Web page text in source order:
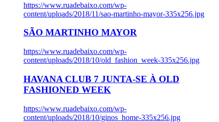
https://www.ruadebaixo.com/wp-
content/uploads/2018/11/sao-martinho-mayor-335x256.jpg
SÃO MARTINHO MAYOR
https://www.ruadebaixo.com/wp-
content/uploads/2018/10/old_fashion_week-335x256.jpg
HAVANA CLUB 7 JUNTA-SE À OLD
FASHIONED WEEK
https://www.ruadebaixo.com/wp-
content/uploads/2018/10/ginos_home-335x256.jpg